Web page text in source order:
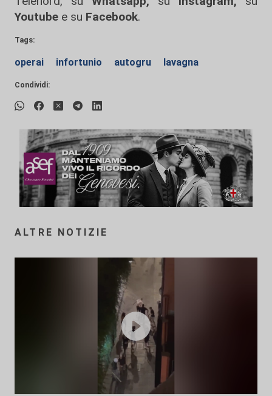
Youtube e su Facebook.
Tags:
operai infortunio autogru lavagna
Condividi:
ALTRE NOTIZIE